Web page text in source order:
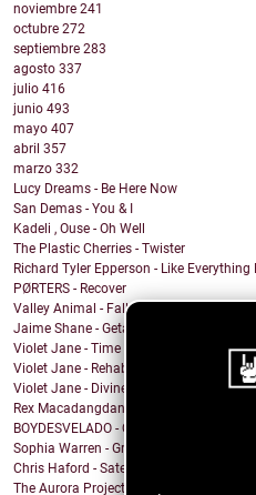
noviembre 241
octubre 272
septiembre 283
agosto 337
julio 416
junio 493
mayo 407
abril 357
marzo 332
Lucy Dreams - Be Here Now
San Demas - You & I
Kadeli , Ouse - Oh Well
The Plastic Cherries - Twister
Richard Tyler Epperson - Like Everything
PØRTERS - Recover
Valley Animal - Fallout
Jaime Shane - Getaway Car (Taylor Swift
Violet Jane - Time of Our Lives
Violet Jane - Rehabilitation
Violet Jane - Divine
Rex Macadangdang - Melody
BOYDESVELADO - QEPD David Lynch
Sophia Warren - Grin
Chris Haford - Satellite Angel
The Aurora Project - Slave City